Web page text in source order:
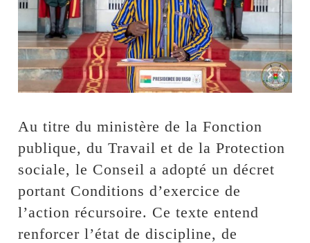
Au titre du ministère de la Fonction
publique, du Travail et de la Protection
sociale, le Conseil a adopté un décret
portant Conditions d’exercice de
l’action récursoire. Ce texte entend
renforcer l’état de discipline, de